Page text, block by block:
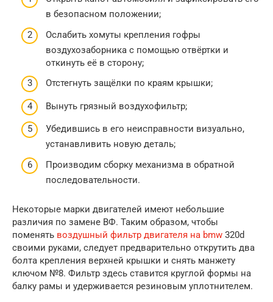
в безопасном положении;
Ослабить хомуты крепления гофры
воздухозаборника с помощью отвёртки и
откинуть её в сторону;
Отстегнуть защёлки по краям крышки;
Вынуть грязный воздухофильтр;
Убедившись в его неисправности визуально,
устанавливить новую деталь;
Производим сборку механизма в обратной
последовательности.
Некоторые марки двигателей имеют небольшие
различия по замене ВФ. Таким образом, чтобы
поменять воздушный фильтр двигателя на bmw 320d
своими руками, следует предварительно открутить два
болта крепления верхней крышки и снять манжету
ключом №8. Фильтр здесь ставится круглой формы на
балку рамы и удерживается резиновым уплотнителем.